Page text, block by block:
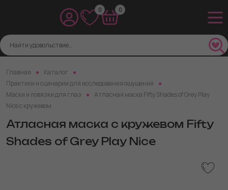
0 0
Главная
Каталог
Практики и сценарии для исследования ощущений
Маски и повязки для глаз
Атласная маска Fifty Shades of Grey Play
Nice с кружевом
Атласная маска с кружевом Fifty
Shades of Grey Play Nice